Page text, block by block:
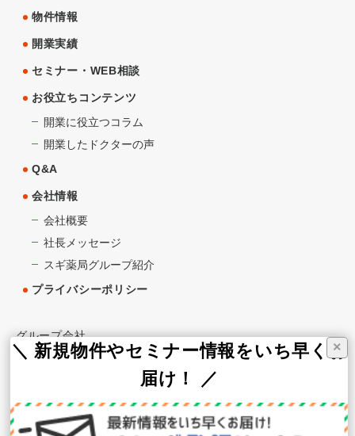
物件情報
開業実績
セミナー・WEB相談
お役立ちコンテンツ
開業に役立つコラム
開業したドクターの声
Q&A
会社情報
会社概要
社長メッセージ
スギ薬局グループ紹介
プライバシーポリシー
グループ会社
スギメディカル株式会社（WEB支援）
×
＼ 新規物件やセミナー情報をいち早くお
届け！ ／